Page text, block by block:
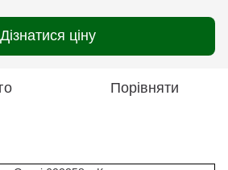
Дізнатися ціну
Порівняти